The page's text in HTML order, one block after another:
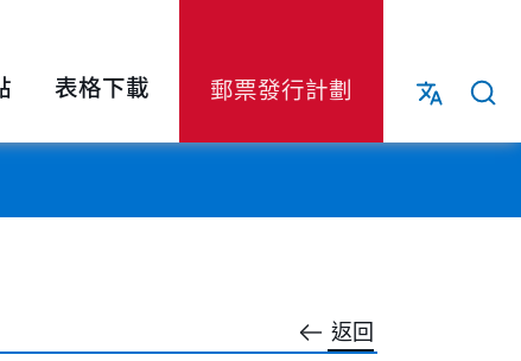
表格下載 郵票發行計劃
返回